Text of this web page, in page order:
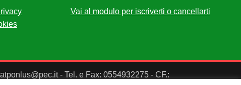
Vai al modulo per iscriverti o cancellarti
- Tel. e Fax: 0554932275 - CF.: